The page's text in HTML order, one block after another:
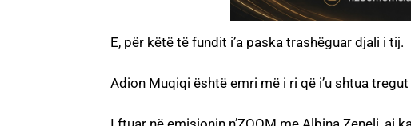
E, për këtë të fundit i’a paska trashëguar djali i tij.
Adion Muqiqi është emri më i ri që i’u shtua